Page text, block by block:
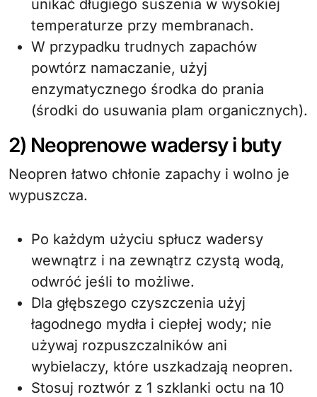
unikać długiego suszenia w wysokiej
temperaturze przy membranach.
W przypadku trudnych zapachów
powtórz namaczanie, użyj
enzymatycznego środka do prania
(środki do usuwania plam organicznych).
2) Neoprenowe wadersy i buty
Neopren łatwo chłonie zapachy i wolno je
wypuszcza.
Po każdym użyciu spłucz wadersy
wewnątrz i na zewnątrz czystą wodą,
odwróć jeśli to możliwe.
Dla głębszego czyszczenia użyj
łagodnego mydła i ciepłej wody; nie
używaj rozpuszczalników ani
wybielaczy, które uszkadzają neopren.
Stosuj roztwór z 1 szklanki octu na 10